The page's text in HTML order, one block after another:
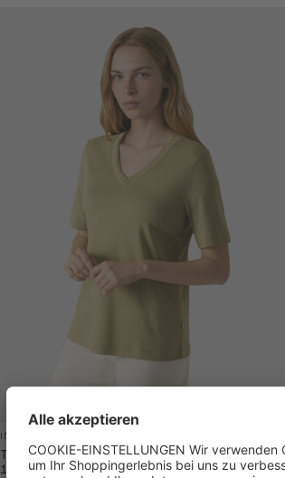
INTERLOCK JERSEY
T-Shirt
100% Baumwolle